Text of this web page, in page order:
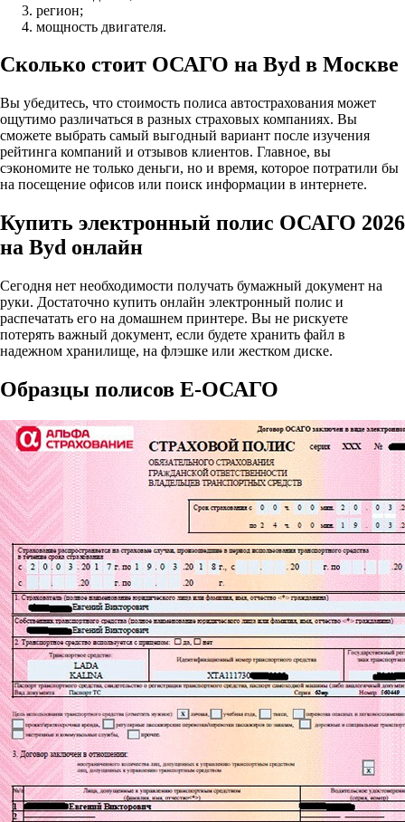
регион;
мощность двигателя.
Сколько стоит ОСАГО на Byd в Москве
Вы убедитесь, что стоимость полиса автострахования может
ощутимо различаться в разных страховых компаниях. Вы
сможете выбрать самый выгодный вариант после изучения
рейтинга компаний и отзывов клиентов. Главное, вы
сэкономите не только деньги, но и время, которое потратили бы
на посещение офисов или поиск информации в интернете.
Купить электронный полис ОСАГО 2026
на Byd онлайн
Сегодня нет необходимости получать бумажный документ на
руки. Достаточно купить онлайн электронный полис и
распечатать его на домашнем принтере. Вы не рискуете
потерять важный документ, если будете хранить файл в
надежном хранилище, на флэшке или жестком диске.
Образцы полисов E-ОСАГО